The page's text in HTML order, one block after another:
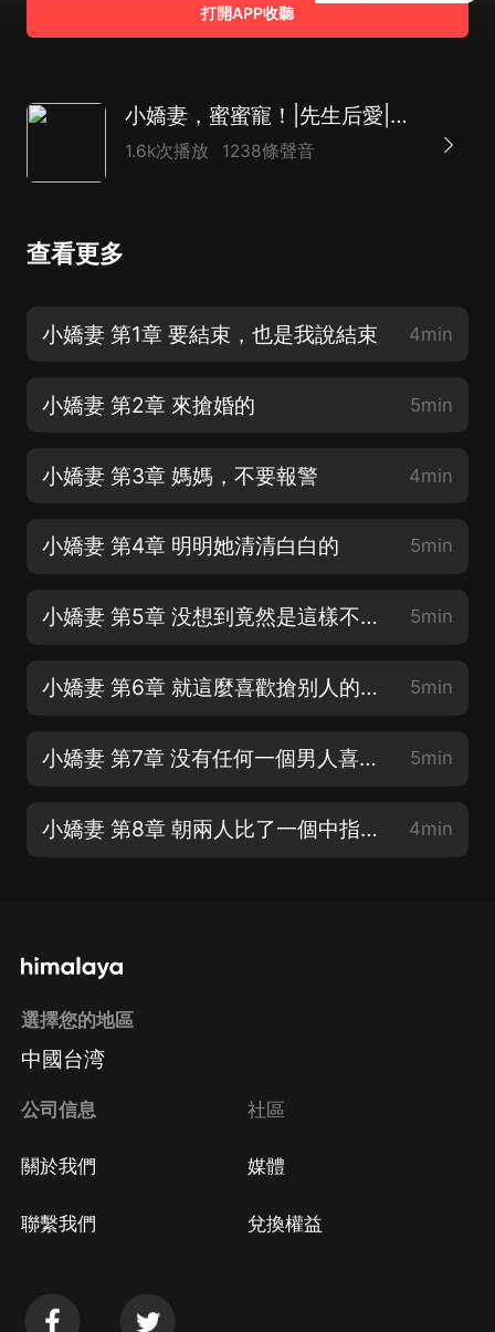
打開APP收聽
小嬌妻，蜜蜜寵！|先生后愛|霸總追妻|豪門甜寵|這個總裁太會撩|AI多播
1.6k次播放 1238條聲音
查看更多
小嬌妻 第1章 要結束，也是我說結束 4min
小嬌妻 第2章 來搶婚的 5min
小嬌妻 第3章 媽媽，不要報警 4min
小嬌妻 第4章 明明她清清白白的 5min
小嬌妻 第5章 没想到竟然是這樣不要臉的女人！【記得關注、訂閱、多多投票點讚哦】 5min
小嬌妻 第6章 就這麼喜歡搶别人的男人？【記得關注、訂閱、多多投票點讚哦】 5min
小嬌妻 第7章 没有任何一個男人喜歡戴綠帽子！【記得關注、訂閱、多多投票點讚哦】 5min
小嬌妻 第8章 朝兩人比了一個中指【記得關注、訂閱、多多投票點讚哦】 4min
選擇您的地區
中國台湾
公司信息
關於我們
聯繫我們
社區
媒體
兌換權益